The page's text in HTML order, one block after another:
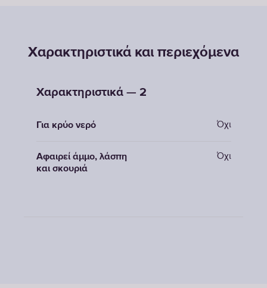
Χαρακτηριστικά και περιεχόμενα
Χαρακτηριστικά — 2
Για κρύο νερό Όχι
Αφαιρεί άμμο, λάσπη
και σκουριά
Όχι